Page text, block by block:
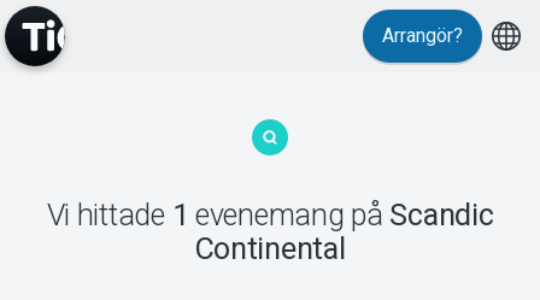
MyTickster
Support
Arrangör?
Vi hittade 1 evenemang på Scandic
Continental